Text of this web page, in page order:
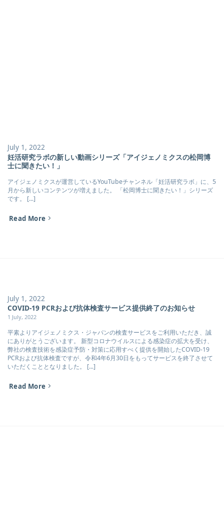
July 1, 2022
妊活研究ラボの新しい動画シリーズ「アイジェノミクスの松岡博
士に聞きたい！」
アイジェノミクスが運営しているYouTubeチャンネル「妊活研究ラボ」に、5
月から新しいコンテンツが増えました。 「松岡博士に聞きたい！」シリーズ
です。 [...]
Read More
July 1, 2022
COVID-19 PCRおよび抗体検査サービス提供終了のお知らせ
1 July, 2022
平素よりアイジェノミクス・ジャパンの検査サービスをご利用いただき、誠
にありがとうございます。 新型コロナウイルスによる感染症の拡大を受け、
弊社の検査技術を感染症予防・対策に応用すべく提供を開始したCOVID-19
PCRおよび抗体検査ですが、令和4年6月30日をもってサービスを終了させて
いただくこととなりました。 [...]
Read More